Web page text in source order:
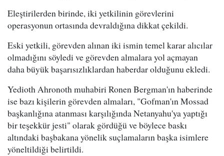
Eleştirilerden birinde, iki yetkilinin görevlerini
operasyonun ortasında devraldığına dikkat çekildi.
Eski yetkili, görevden alınan iki ismin temel karar alıcılar
olmadığını söyledi ve görevden almalara yol açmayan
daha büyük başarısızlıklardan haberdar olduğunu ekledi.
Yedioth Ahronoth muhabiri Ronen Bergman'ın haberinde
ise bazı kişilerin görevden almaları, "Gofman'ın Mossad
başkanlığına atanması karşılığında Netanyahu'ya yaptığı
bir teşekkür jesti" olarak gördüğü ve böylece baskı
altındaki başbakana yönelik suçlamaların başka isimlere
yöneltildiği belirtildi.